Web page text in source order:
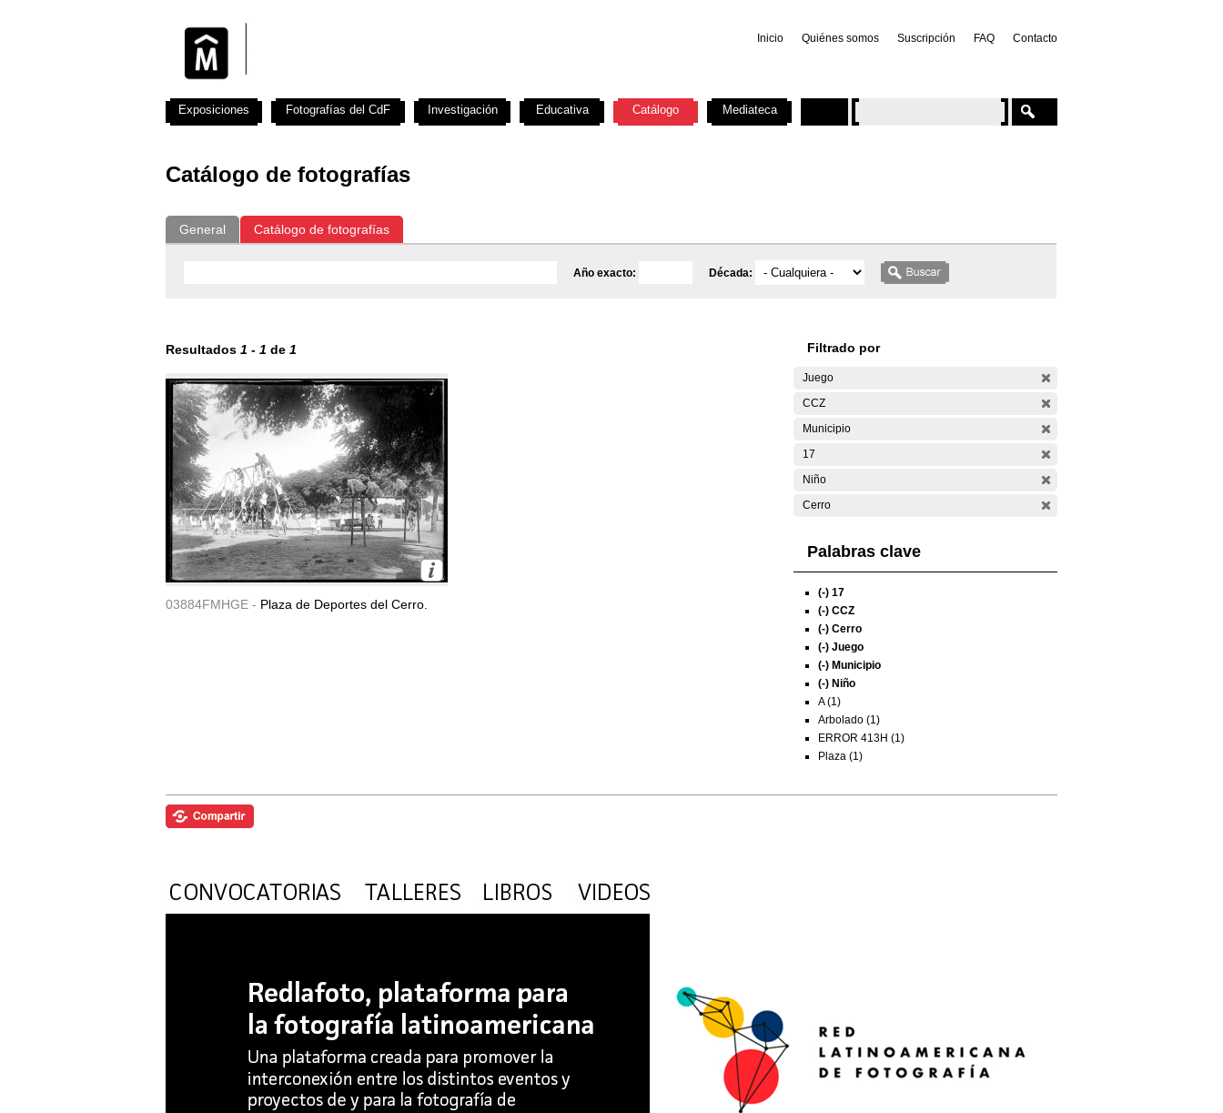
Inicio Quiénes somos Suscripción FAQ Contacto
Catálogo de fotografías
General Catálogo de fotografías
Año exacto: Década:
Resultados 1 - 1 de 1
03884FMHGE - Plaza de Deportes del Cerro.
Filtrado por
Juego
CCZ
Municipio
17
Niño
Cerro
Palabras clave
(-) 17
(-) CCZ
(-) Cerro
(-) Juego
(-) Municipio
(-) Niño
A (1)
Arbolado (1)
ERROR 413H (1)
Plaza (1)
Exposiciones Fotografías del CdF Investigación Educativa Catálogo Mediateca